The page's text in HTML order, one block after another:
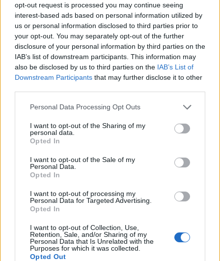
opt-out request is processed you may continue seeing
interest-based ads based on personal information utilized by
us or personal information disclosed to third parties prior to
your opt-out. You may separately opt-out of the further
disclosure of your personal information by third parties on the
IAB’s list of downstream participants. This information may
also be disclosed by us to third parties on the IAB’s List of
Downstream Participants that may further disclose it to other
Personal Data Processing Opt Outs
I want to opt-out of the Sharing of my
personal data.
Opted In
I want to opt-out of the Sale of my
Personal Data.
Opted In
I want to opt-out of processing my
Personal Data for Targeted Advertising.
Opted In
I want to opt-out of Collection, Use,
Retention, Sale, and/or Sharing of my
Personal Data that Is Unrelated with the
Purposes for which it was collected.
Opted Out
Rekonstruuji topný systém a nevím, kam se obrátit pro
radu
dotaz: 216- Zodpovězený
8. března 2006 | tomas kandl
Hluk z projíždějících vlaků
27. února 2006 | M.Kováčocyová
Kde sehnat tzv. ekopapír?
dotaz: 214- Zodpovězený
23. února 2006 | Šárka
Jakou vybrat barvu oblečení pro děti?
dotaz: 213- Zodpovězený
10. ledna 2006 | ...
Diskuse: 2
Ušetřím energii, když budu vypínat topení?
dotaz: 212- Zodpovězený
5. prosince 2005 | ala